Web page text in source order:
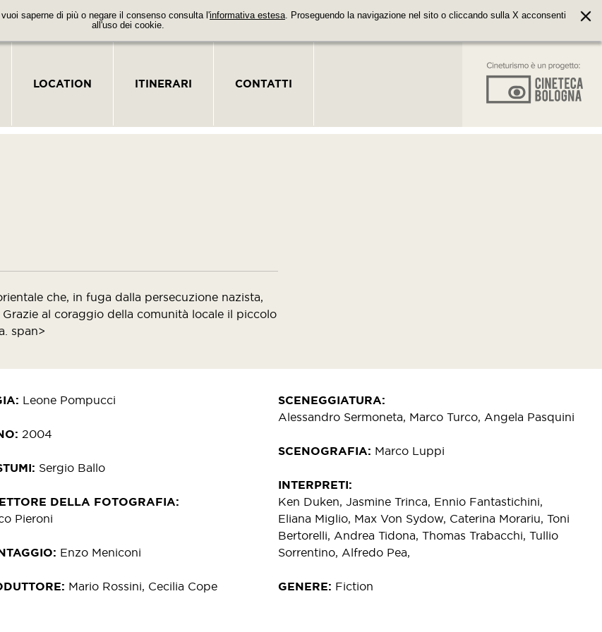
saperne di più o negare il consenso consulta l'informativa estesa. Proseguendo la navigazione nel sito o cliccando sulla X acconsenti
all'uso dei cookie.
LOCATION ITINERARI CONTATTI
che, in fuga dalla persecuzione nazista,
al coraggio della comunità locale il piccolo
span>
Leone Pompucci
2004
Sergio Ballo
DELLA FOTOGRAFIA
Pieroni
Enzo Meniconi
Mario Rossini, Cecilia Cope
SCENEGGIATURA
Alessandro Sermoneta, Marco Turco, Angela Pasquini
SCENOGRAFIA Marco Luppi
INTERPRETI
Ken Duken, Jasmine Trinca, Ennio Fantastichini,
Eliana Miglio, Max Von Sydow, Caterina Morariu, Toni
Bertorelli, Andrea Tidona, Thomas Trabacchi, Tullio
Sorrentino, Alfredo Pea,
GENERE Fiction